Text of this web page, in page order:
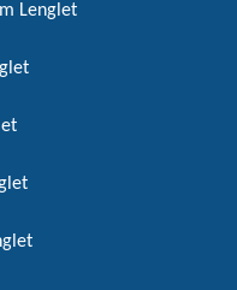
Lenglet